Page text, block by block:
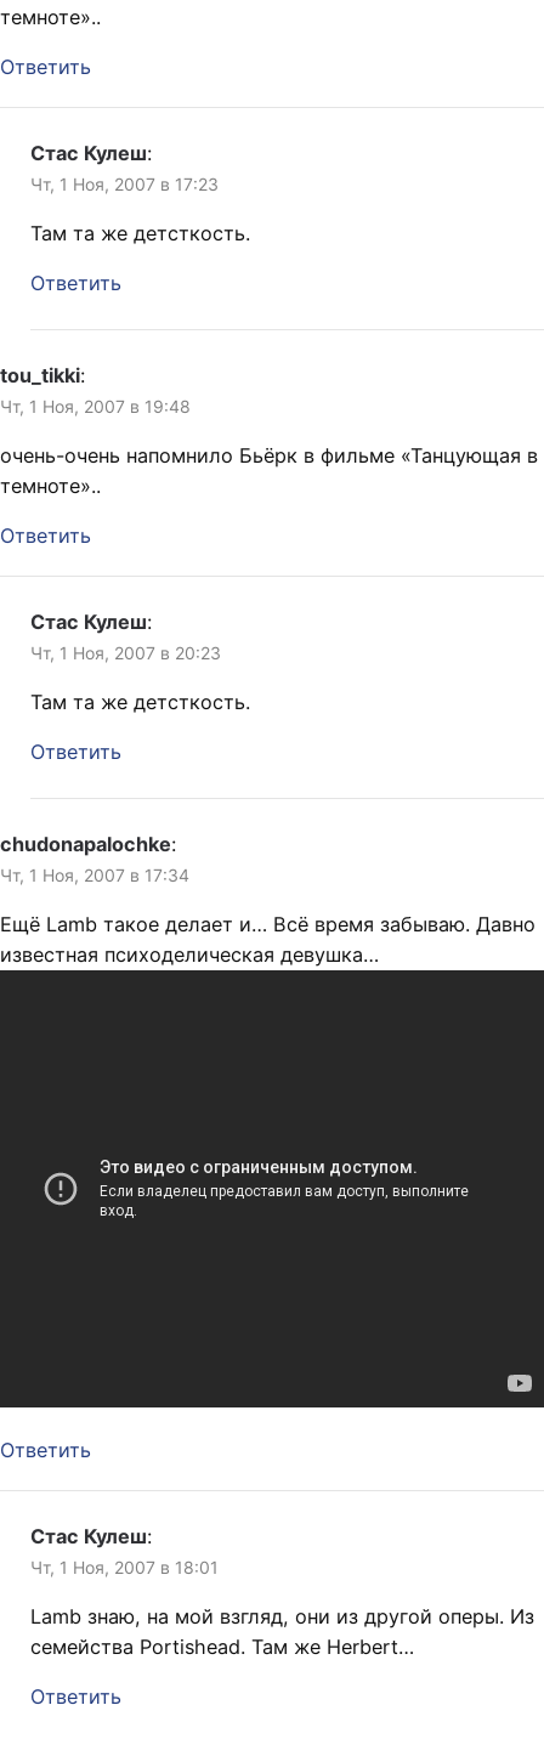
темноте»..
Ответить
Стас Кулеш:
Чт, 1 Ноя, 2007 в 17:23
Там та же детсткость.
Ответить
tou_tikki:
Чт, 1 Ноя, 2007 в 19:48
очень-очень напомнило Бьёрк в фильме «Танцующая в
темноте»..
Ответить
Стас Кулеш:
Чт, 1 Ноя, 2007 в 20:23
Там та же детсткость.
Ответить
chudonapalochke:
Чт, 1 Ноя, 2007 в 17:34
Ещё Lamb такое делает и… Всё время забываю. Давно
известная психоделическая девушка…
Ответить
Стас Кулеш:
Чт, 1 Ноя, 2007 в 18:01
Lamb знаю, на мой взгляд, они из другой оперы. Из
семейства Portishead. Там же Herbert…
Ответить